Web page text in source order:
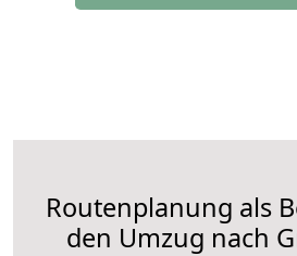
Routenplanung als
den Umzug nach